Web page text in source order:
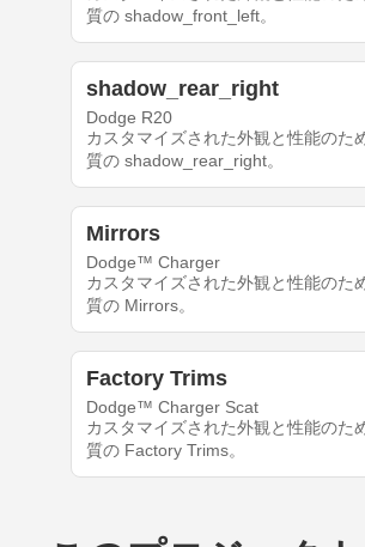
質の shadow_front_left。
shadow_rear_right
Dodge R20
カスタマイズされた外観と性能のた
質の shadow_rear_right。
Mirrors
Dodge™ Charger
カスタマイズされた外観と性能のた
質の Mirrors。
Factory Trims
Dodge™ Charger Scat
カスタマイズされた外観と性能のた
質の Factory Trims。